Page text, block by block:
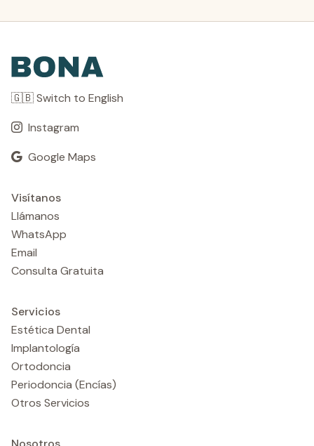
🇬🇧 Switch to English
Instagram
Google Maps
Visítanos
Llámanos
WhatsApp
Email
Consulta Gratuita
Servicios
Estética Dental
Implantología
Ortodoncia
Periodoncia (Encías)
Otros Servicios